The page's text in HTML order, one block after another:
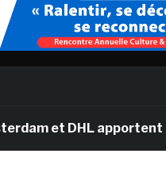
et DHL apportent